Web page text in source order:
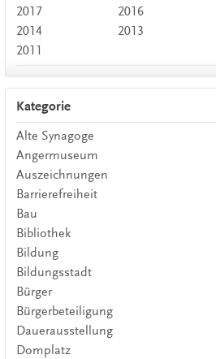
2017
2016
2014
2013
2011
Kategorie
Alte Synagoge
Angermuseum
Auszeichnungen
Barrierefreiheit
Bau
Bibliothek
Bildung
Bildungsstadt
Bürger
Bürgerbeteiligung
Dauerausstellung
Domplatz